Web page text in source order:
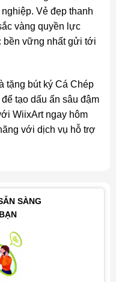
Vẻ đẹp thanh
vàng quyền lực
bền vững nhất gửi tới
bút ký Cá Chép
tạo dấu ấn sâu đậm
WiixArt ngay hôm
với dịch vụ hỗ trợ
SÀNG